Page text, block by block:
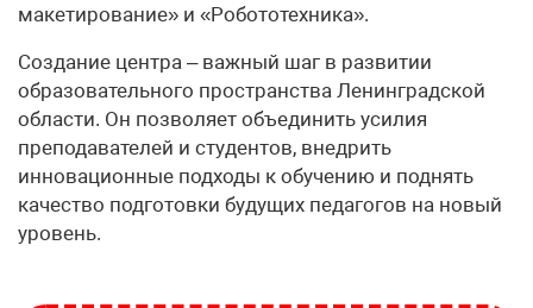
макетирование» и «Робототехника».
Создание центра – важный шаг в развитии
образовательного пространства Ленинградской
области. Он позволяет объединить усилия
преподавателей и студентов, внедрить
инновационные подходы к обучению и поднять
качество подготовки будущих педагогов на новый
уровень.